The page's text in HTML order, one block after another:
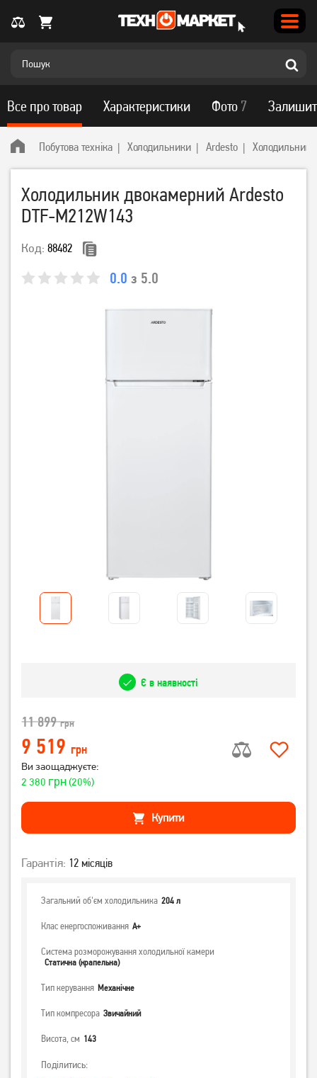
Побутова техніка Холодильники Ardesto Холодильник
Холодильник двокамерний Ardesto
DTF-M212W143
Код: 88482
0.0 з 5.0
Все про товар Характеристики Фото 7
Є в наявності
11 899грн
9 519 грн
Ви заощаджуєте:
2 380 грн(20%)
Купити
Гарантія: 12 місяців
Загальний об'єм холодильника 204 л
Клас енергоспоживання А+
Система розморожування холодильної камери
Статична (крапельна)
Тип керування Механічне
Тип компресора Звичайний
Висота, см 143
Поділитись: